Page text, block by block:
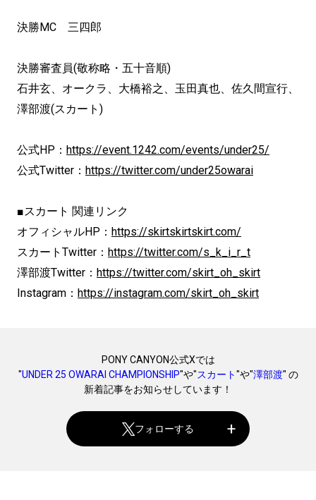
決勝MC 三四郎
決勝審査員(敬称略・五十音順)
石井玄、オークラ、大橋裕之、玉田真也、佐久間宣行、
澤部渡(スカート)
公式HP： https://event.1242.com/events/under25/
公式Twitter： https://twitter.com/under25owarai
■スカート 関連リンク
オフィシャルHP： https://skirtskirtskirt.com/
スカートTwitter： https://twitter.com/s_k_i_r_t
澤部渡Twitter： https://twitter.com/skirt_oh_skirt
Instagram： https://instagram.com/skirt_oh_skirt
PONY CANYON公式Xでは
"UNDER 25 OWARAI CHAMPIONSHIP"や"スカート"や"澤部渡" の
新着記事をお知らせしています！
フォローする